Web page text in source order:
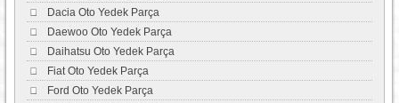
Dacia Oto Yedek Parça
Daewoo Oto Yedek Parça
Daihatsu Oto Yedek Parça
Fiat Oto Yedek Parça
Ford Oto Yedek Parça